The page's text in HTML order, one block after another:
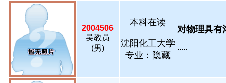
2004506
吴教员
(男)
本科在读
沈阳化工大学
专业：隐藏
对物理具有
.....